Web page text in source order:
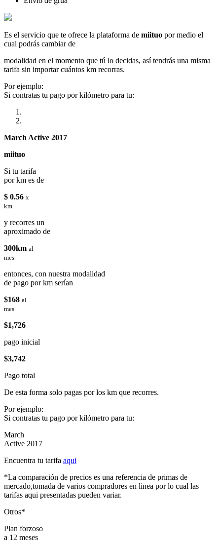
Es el servicio que te ofrece la plataforma de miituo por medio el
cual podrás cambiar de
modalidad en el momento que tú lo decidas, así tendrás una misma
tarifa sin importar cuántos km recorras.
Por ejemplo:
Si contratas tu pago por kilómetro para tu:
March Active 2017
miituo
Si tu tarifa
por km es de
$ 0.56 x
km
y recorres un
aproximado de
300km al
mes
entonces, con nuestra modalidad
de pago por km serían
$168 al
mes
$1,726
pago inicial
$3,742
Pago total
De esta forma solo pagas por los km que recorres.
Por ejemplo:
Si contratas tu pago por kilómetro para tu:
March
Active 2017
Encuentra tu tarifa aqui
*La comparación de precios es una referencia de primas de
mercado,tomada de varios compradores en línea por lo cual las
tarifas aqui presentadas pueden variar.
Otros*
Plan forzoso
a 12 meses